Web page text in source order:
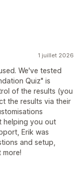
1 juillet 2026
We've tested
Quiz" is
of the results (you
the results via their
helping you out
Erik was
and setup,